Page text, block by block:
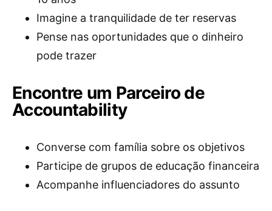
Imagine a tranquilidade de ter reservas
Pense nas oportunidades que o dinheiro
pode trazer
Encontre um Parceiro de
Accountability
Converse com família sobre os objetivos
Participe de grupos de educação financeira
Acompanhe influenciadores do assunto